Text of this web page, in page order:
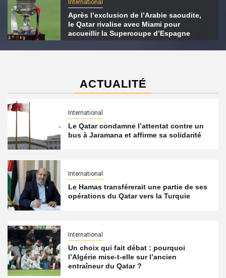
International
Après l’exclusion de l’Arabie saoudite,
le Qatar rivalise avec Miami pour
accueillir la Supercoupe d’Espagne
ACTUALITÉ
International
Le Qatar condamne l’attentat contre un
bus à Jaramana et affirme sa solidarité
International
Le Hamas transférerait une partie de ses
opérations du Qatar vers la Turquie
International
Un choix qui fait débat : pourquoi
l’Algérie mise-t-elle sur l’ancien
entraîneur du Qatar ?